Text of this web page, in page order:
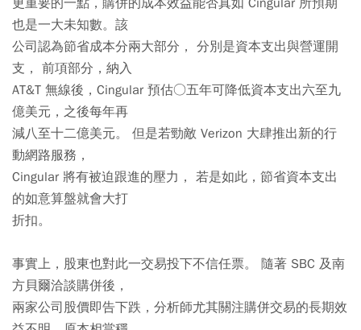
更重要的一點，購併的成本效益能否真如 Cingular 所預期
也是一大未知數。該
公司認為節省成本分兩大部分， 分別是資本支出與營運開
支， 前項部分，納入
AT&T 無線後，Cingular 預估○五年可降低資本支出六至九
億美元，之後每年再
減八至十二億美元。 但是若勁敵 Verizon 大肆推出新的行
動網路服務，
Cingular 將有被迫跟進的壓力， 若是如此，節省資本支出
的如意算盤就會大打
折扣。
事實上，股東也對此一交易投下不信任票。 隨著 SBC 及南
方貝爾洽談購併後，
兩家公司股價即告下跌，分析師尤其關注購併交易的長期效